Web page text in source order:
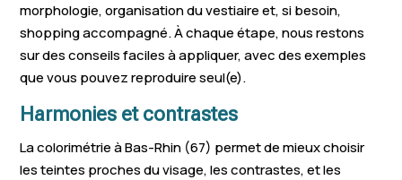
Châtenois Marlenheim
Betschdorf
Wolfisheim
Hochfelden Ingwiller
Holtzheim Gundershoffen
Weyersheim
morphologie, organisation du vestiaire et, si besoin,
shopping accompagné. À chaque étape, nous restons
sur des conseils faciles à appliquer, avec des exemples
que vous pouvez reproduire seul(e).
Harmonies et contrastes
La colorimétrie à Bas-Rhin (67) permet de mieux choisir
les teintes proches du visage, les contrastes, et les